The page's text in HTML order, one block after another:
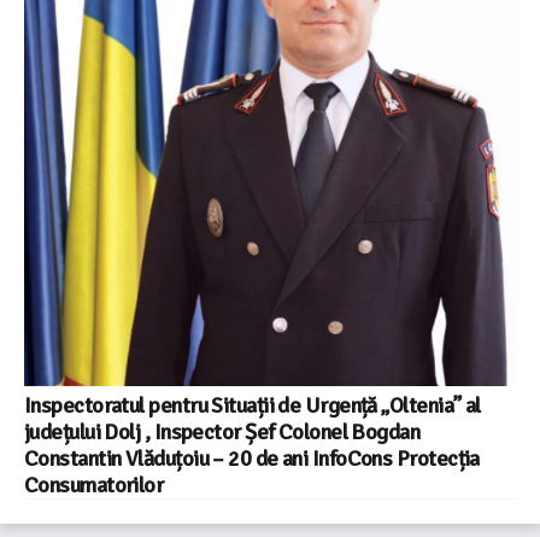
Inspectoratul pentru Situații de Urgență „Oltenia” al
județului Dolj , Inspector Șef Colonel Bogdan
Constantin Vlăduțoiu – 20 de ani InfoCons Protecția
Consumatorilor